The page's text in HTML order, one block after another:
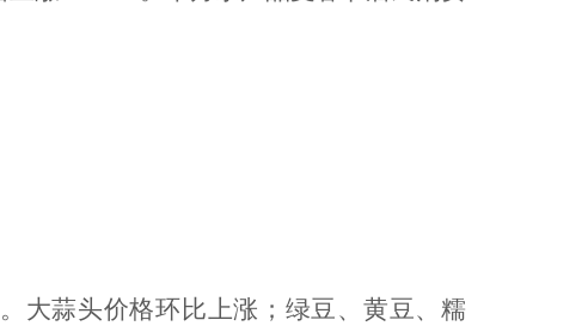
大蒜头价格环比上涨；绿豆、黄豆、糯